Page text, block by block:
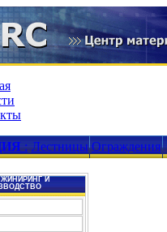
: Лестницы Ограждения
И